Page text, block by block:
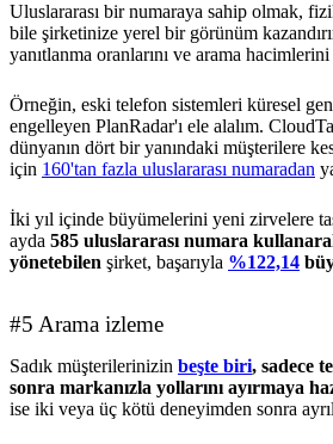
Uluslararası bir numaraya sahip olmak,
bile şirketinize yerel bir görünüm
yanıtlanma oranlarını ve arama hacimlerini
Örneğin, eski telefon sistemleri küresel
engelleyen PlanRadar'ı ele alalım.
dünyanın dört bir yanındaki müşterilere
için 160'tan fazla uluslararası numaradan
İki yıl içinde büyümelerini yeni zirvelere
ayda 585 uluslararası numara
yönetebilen şirket, başarıyla %122,14
#5 Arama izleme
Sadık müşterilerinizin beşte biri, sadece
sonra markanızla yollarını ayırmaya
ise iki veya üç kötü deneyimden sonra